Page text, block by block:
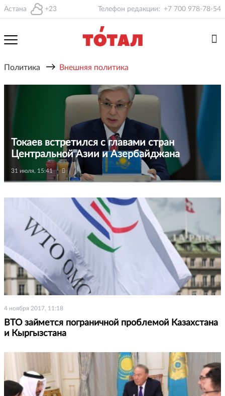
Астана +23 Телефон редакции: +7 700 978-78-54
Политика → Внешняя политика
Токаев встретился с главами стран
Центральной Азии и Азербайджана
31 июля, 15:41
4 ноября 2017, 11:18
ВТО займется пограничной проблемой Казахстана
и Кыргызстана